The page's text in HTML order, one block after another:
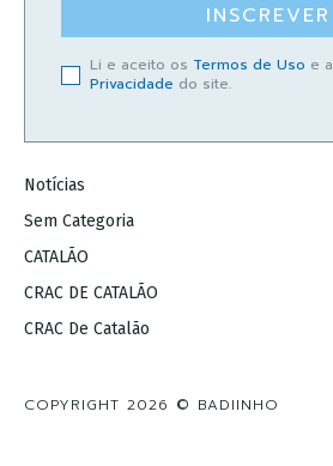
INSCREVER
Li e aceito os Termos de Uso e a
Privacidade do site.
Notícias
Sem Categoria
CATALÃO
CRAC DE CATALÃO
CRAC De Catalão
COPYRIGHT 2026 © BADIINHO